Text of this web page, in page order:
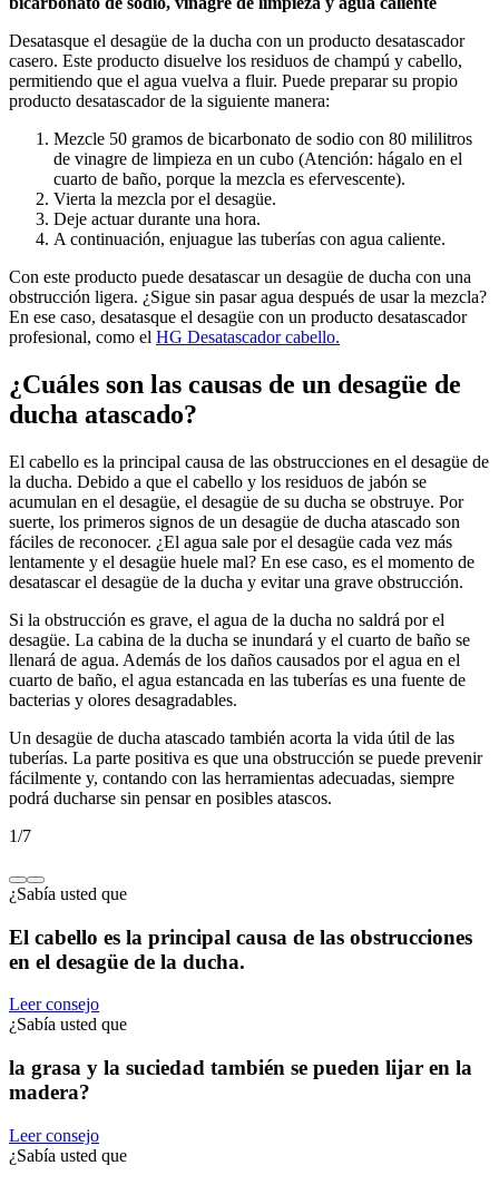
Desatasque el desagüe de la ducha con un producto desatascador
casero. Este producto disuelve los residuos de champú y cabello,
permitiendo que el agua vuelva a fluir. Puede preparar su propio
producto desatascador de la siguiente manera:
Mezcle 50 gramos de bicarbonato de sodio con 80 mililitros
de vinagre de limpieza en un cubo (Atención: hágalo en el
cuarto de baño, porque la mezcla es efervescente).
Vierta la mezcla por el desagüe.
Deje actuar durante una hora.
A continuación, enjuague las tuberías con agua caliente.
Con este producto puede desatascar un desagüe de ducha con una
obstrucción ligera. ¿Sigue sin pasar agua después de usar la mezcla?
En ese caso, desatasque el desagüe con un producto desatascador
profesional, como el HG Desatascador cabello.
¿Cuáles son las causas de un desagüe de
ducha atascado?
El cabello es la principal causa de las obstrucciones en el desagüe de
la ducha. Debido a que el cabello y los residuos de jabón se
acumulan en el desagüe, el desagüe de su ducha se obstruye. Por
suerte, los primeros signos de un desagüe de ducha atascado son
fáciles de reconocer. ¿El agua sale por el desagüe cada vez más
lentamente y el desagüe huele mal? En ese caso, es el momento de
desatascar el desagüe de la ducha y evitar una grave obstrucción.
Si la obstrucción es grave, el agua de la ducha no saldrá por el
desagüe. La cabina de la ducha se inundará y el cuarto de baño se
llenará de agua. Además de los daños causados por el agua en el
cuarto de baño, el agua estancada en las tuberías es una fuente de
bacterias y olores desagradables.
Un desagüe de ducha atascado también acorta la vida útil de las
tuberías. La parte positiva es que una obstrucción se puede prevenir
fácilmente y, contando con las herramientas adecuadas, siempre
podrá ducharse sin pensar en posibles atascos.
1/7
¿Sabía usted que
El cabello es la principal causa de las obstrucciones
en el desagüe de la ducha.
Leer consejo
¿Sabía usted que
la grasa y la suciedad también se pueden lijar en la
madera?
Leer consejo
¿Sabía usted que